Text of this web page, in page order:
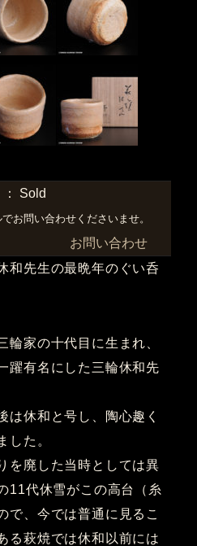
Sold
でお問い合わせくださいませ。
お問い合わせ
和先生の最晩年のぐい呑
輪家の十代目に生まれ、
躍有名にした三輪休和先
は休和と号し、陶心趣く
した。
を廃した当時としては異
11代休雪がこの高台（糸
で、今では普通に見るこ
る萩焼では休和以前には